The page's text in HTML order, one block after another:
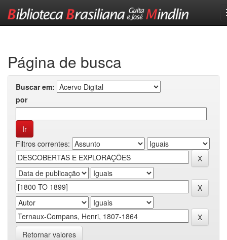
Página de busca
Buscar em:
por
Filtros correntes:
Retornar valores